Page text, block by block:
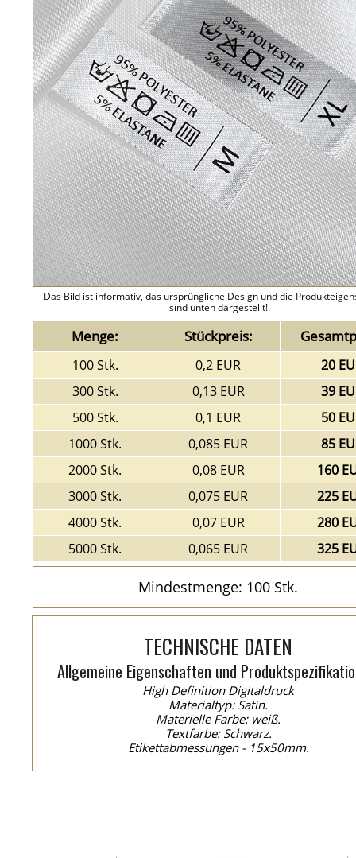
Das Bild ist informativ, das ursprüngliche Design und die
sind unten dargestellt!
Menge: Stückpreis:
100 Stk. 0,2 EUR
20
300 Stk.
0,13 EUR
39
500 Stk.
0,1 EUR
50
1000 Stk.
0,085 EUR
85
2000 Stk.
0,08 EUR
160
3000 Stk.
0,075 EUR
225
4000 Stk.
0,07 EUR
280
5000 Stk.
0,065 EUR 325
Mindestmenge: 100 Stk.
TECHNISCHE DATEN
Allgemeine Eigenschaften und
High Definition Digitaldruck
Materialtyp: Satin.
Materielle Farbe: weiß.
Textfarbe: Schwarz.
Etikettabmessungen - 15x50mm.